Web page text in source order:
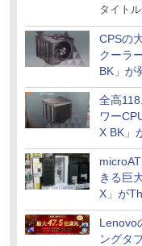
タイト
CPSの
クーラ
BK」が
プに5
全高
ワー
X BK」
きる巨
X」が
ラーは2
Lenovo
ングタ